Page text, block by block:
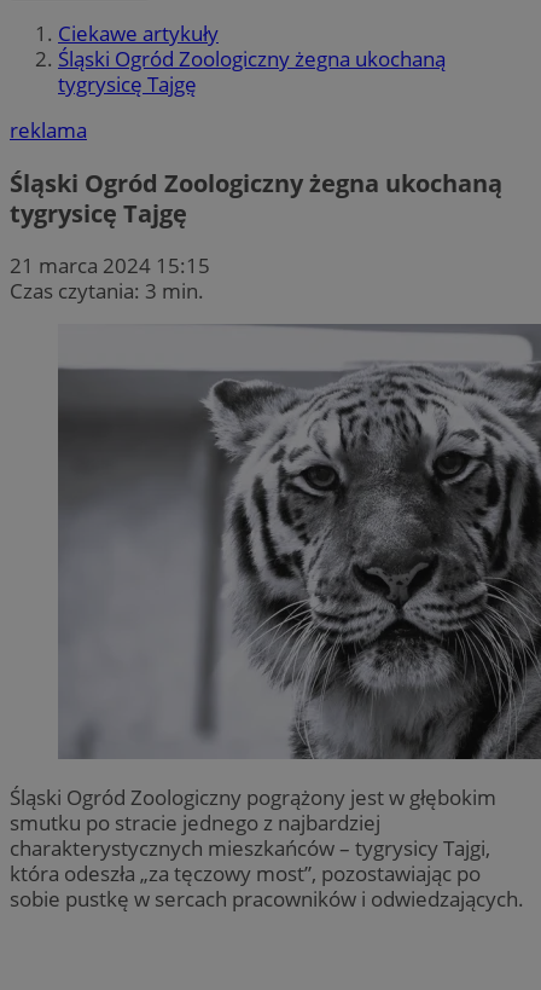
Ciekawe artykuły
Śląski Ogród Zoologiczny żegna ukochaną
tygrysicę Tajgę
reklama
Śląski Ogród Zoologiczny żegna ukochaną
tygrysicę Tajgę
21 marca 2024 15:15
Czas czytania: 3 min.
Śląski Ogród Zoologiczny pogrążony jest w głębokim
smutku po stracie jednego z najbardziej
charakterystycznych mieszkańców – tygrysicy Tajgi,
która odeszła „za tęczowy most”, pozostawiając po
sobie pustkę w sercach pracowników i odwiedzających.